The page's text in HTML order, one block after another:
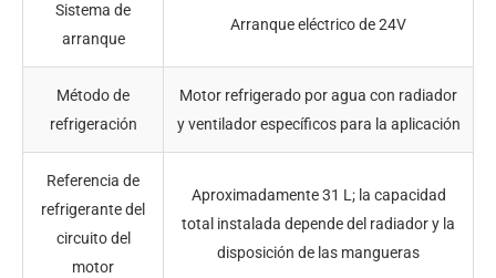
Sistema de
arranque
Arranque eléctrico de 24V
Método de
refrigeración
Motor refrigerado por agua con radiador
y ventilador específicos para la aplicación
Referencia de
refrigerante del
circuito del
motor
Aproximadamente 31 L; la capacidad
total instalada depende del radiador y la
disposición de las mangueras